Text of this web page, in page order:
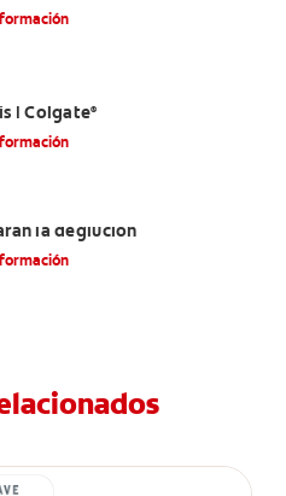
| Colgate®
la deglución